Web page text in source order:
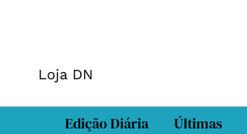
Loja DN
Edição Diária Últimas